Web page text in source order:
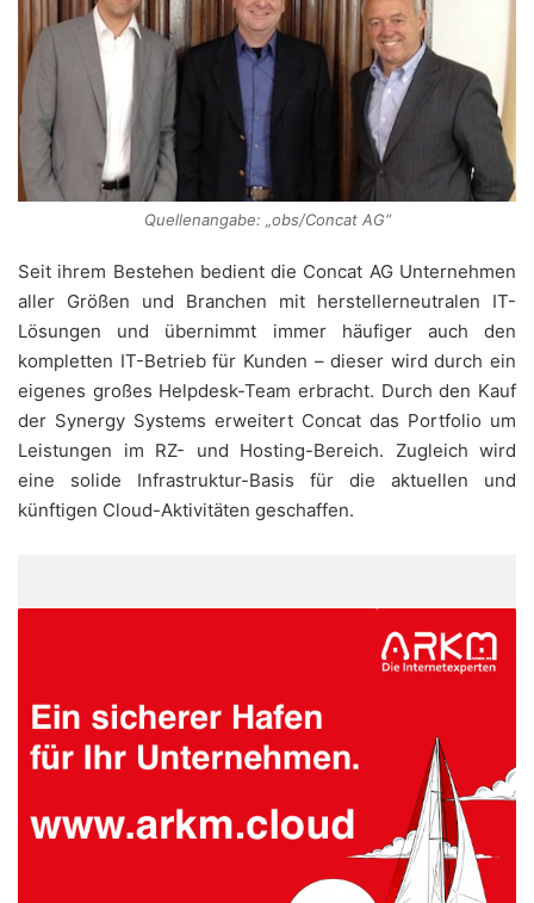
Quellenangabe: „obs/Concat AG“
Seit ihrem Bestehen bedient die Concat AG Unternehmen
aller Größen und Branchen mit herstellerneutralen IT-
Lösungen und übernimmt immer häufiger auch den
kompletten IT-Betrieb für Kunden – dieser wird durch ein
eigenes großes Helpdesk-Team erbracht. Durch den Kauf
der Synergy Systems erweitert Concat das Portfolio um
Leistungen im RZ- und Hosting-Bereich. Zugleich wird
eine solide Infrastruktur-Basis für die aktuellen und
künftigen Cloud-Aktivitäten geschaffen.